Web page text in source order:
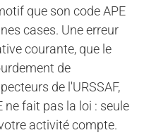
que son code APE
cases. Une erreur
courante, que le
de
de l'URSSAF,
fait pas la loi : seule
activité compte.